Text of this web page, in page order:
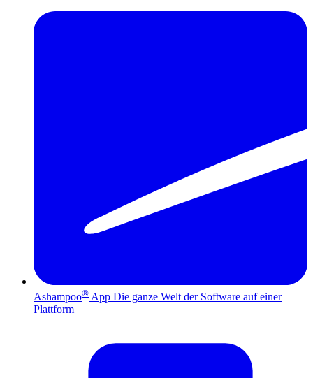
Ashampoo® App Die ganze Welt der Software auf einer
Plattform